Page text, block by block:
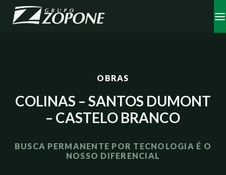
OBRAS
COLINAS – SANTOS DUMONT
– CASTELO BRANCO
BUSCA PERMANENTE POR TECNOLOGIA É O
NOSSO DIFERENCIAL